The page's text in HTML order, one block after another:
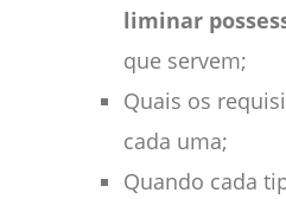
liminar
que servem;
Quais os
cada uma;
Quando cada